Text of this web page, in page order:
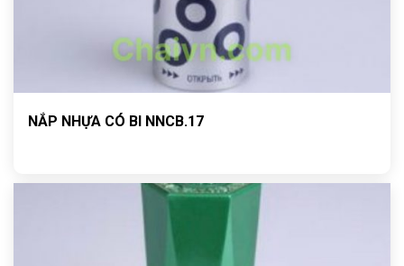
NẮP NHỰA CÓ BI NNCB.17